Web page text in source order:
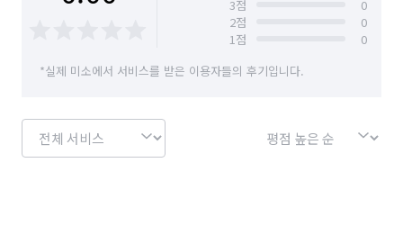
3점
0
2점
0
1점
0
*실제 미소에서 서비스를 받은 이용자들의 후기입니다.